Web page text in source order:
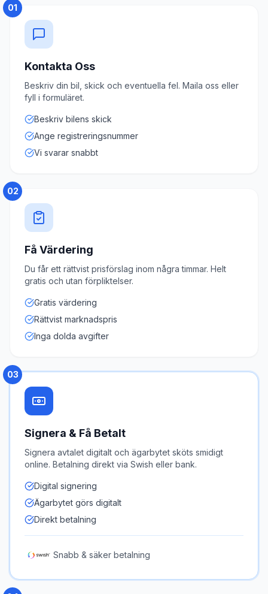
01
Kontakta Oss
Beskriv din bil, skick och eventuella fel. Maila oss eller
fyll i formuläret.
Beskriv bilens skick
Ange registreringsnummer
Vi svarar snabbt
02
Få Värdering
Du får ett rättvist prisförslag inom några timmar. Helt
gratis och utan förpliktelser.
Gratis värdering
Rättvist marknadspris
Inga dolda avgifter
03
Signera & Få Betalt
Signera avtalet digitalt och ägarbytet sköts smidigt
online. Betalning direkt via Swish eller bank.
Digital signering
Ägarbytet görs digitalt
Direkt betalning
Snabb & säker betalning